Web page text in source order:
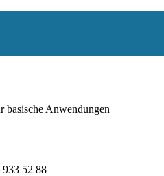
basische Anwendungen
52 88